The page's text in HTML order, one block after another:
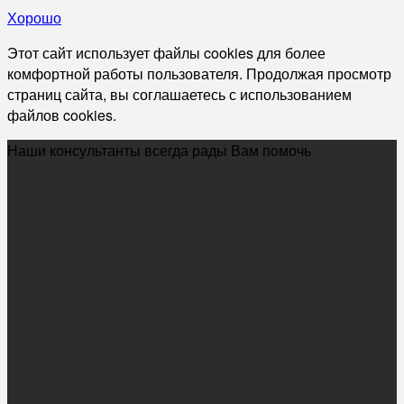
Хорошо
Этот сайт использует файлы cookies для более
комфортной работы пользователя. Продолжая просмотр
страниц сайта, вы соглашаетесь с использованием
файлов cookies.
Наши консультанты всегда рады Вам помочь